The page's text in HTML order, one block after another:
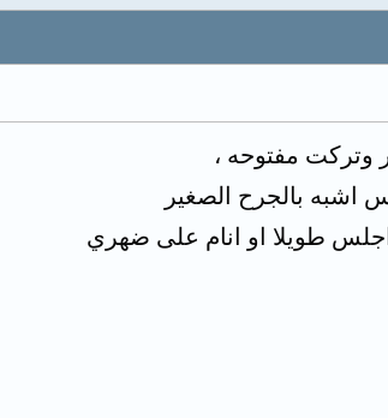
وتركت مفتوحه ،
اشبه بالجرح الصغير
طويلا او انام على ضهري